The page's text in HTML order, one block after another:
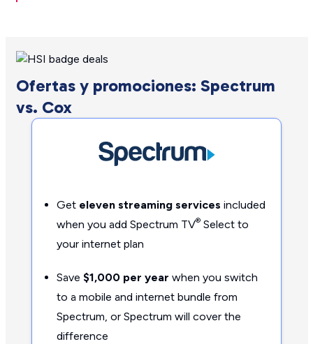
Ofertas y promociones: Spectrum
vs. Cox
Get eleven streaming services included
when you add Spectrum TV® Select to
your internet plan
Save $1,000 per year when you switch
to a mobile and internet bundle from
Spectrum, or Spectrum will cover the
difference